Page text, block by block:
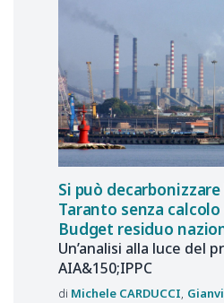
Si può decarbonizzare
Taranto senza calcolo
Budget residuo
Un’analisi alla luce del
AIA&150;IPPC
Michele CARDUCCI